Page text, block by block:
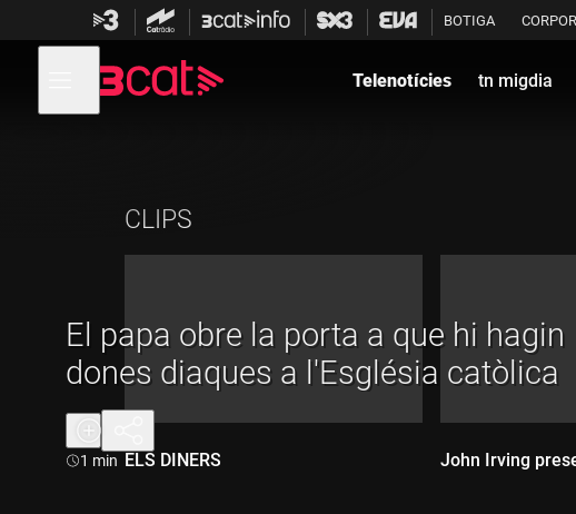
contingut
BOTIGA
menú
de
Telenotícies tn migdia
El papa obre la porta a que hi hagin
dones diaques a l'Església catòlica
Durada:
1 min
CLIPS
ELS DINERS
John Irving